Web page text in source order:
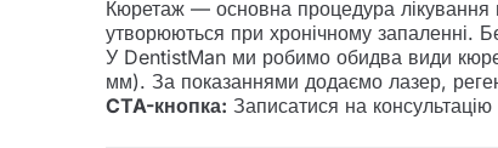
Кюретаж — основна процедура лікування
утворюються при хронічному запаленні.
У DentistMan ми робимо обидва види
мм). За показаннями додаємо лазер,
CTA-кнопка: Записатися на